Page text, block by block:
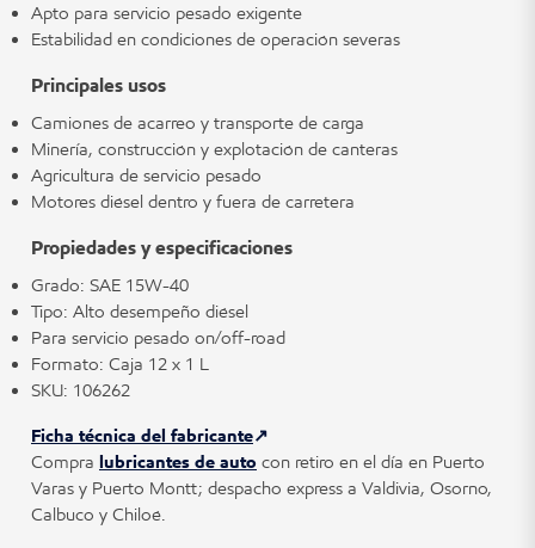
Apto para servicio pesado exigente
Estabilidad en condiciones de operación severas
Principales usos
Camiones de acarreo y transporte de carga
Minería, construcción y explotación de canteras
Agricultura de servicio pesado
Motores diésel dentro y fuera de carretera
Propiedades y especificaciones
Grado: SAE 15W-40
Tipo: Alto desempeño diésel
Para servicio pesado on/off-road
Formato: Caja 12 x 1 L
SKU: 106262
Ficha técnica del fabricante
Compra lubricantes de auto con retiro en el día en Puerto
Varas y Puerto Montt; despacho express a Valdivia, Osorno,
Calbuco y Chiloé.